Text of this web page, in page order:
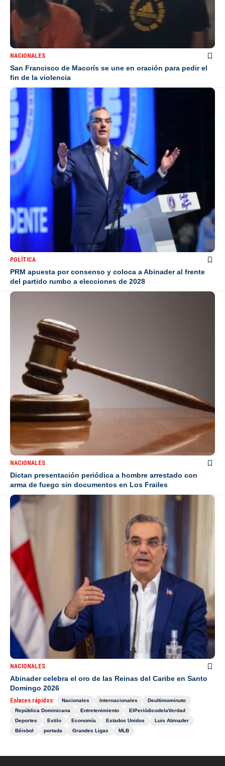
NACIONALES
San Francisco de Macorís se une en oración para pedir el
fin de la violencia
POLÍTICA
PRM apuesta por consenso y coloca a Abinader al frente
del partido rumbo a elecciones de 2028
NACIONALES
Dictan presentación periódica a hombre arrestado con
arma de fuego sin documentos en Los Frailes
NACIONALES
Abinader celebra el oro de las Reinas del Caribe en Santo
Domingo 2026
Enlaces rápidos: Nacionales Internacionales
Deultimominuto
República Dominicana
Entretenimiento
ElPeriódicodelaVerdad
Deportes
Estilo Economía Estados Unidos
Luis Abinader
Béisbol
portada Grandes Ligas MLB